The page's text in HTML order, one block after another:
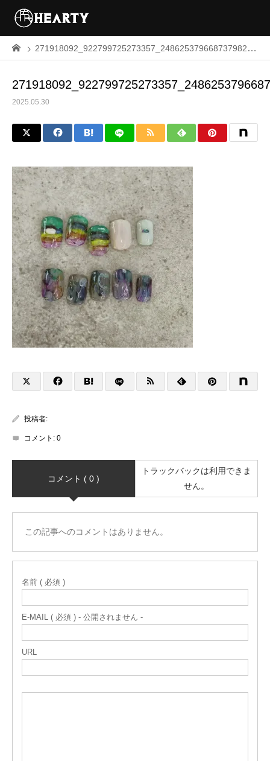
271918092_922799725273357_2486253796687379825_n
2025.05.30
投稿者:
コメント: 0
コメント ( 0 )
トラックバックは利用できま
せん。
この記事へのコメントはありません。
名前 ( 必須 )
E-MAIL ( 必須 ) - 公開されません -
URL